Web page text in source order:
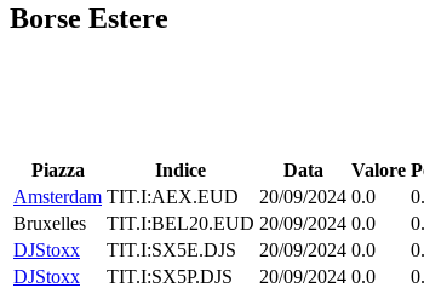
Borse Estere
Piazza Indice Data Valore
Amsterdam TIT.I:AEX.EUD 20/09/2024 0.0
Bruxelles
TIT.I:BEL20.EUD 20/09/2024 0.0
DJStoxx
TIT.I:SX5E.DJS 20/09/2024 0.0
DJStoxx
TIT.I:SX5P.DJS 20/09/2024 0.0